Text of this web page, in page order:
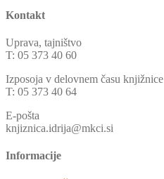
Kontakt
Uprava, tajništvo
T: 05 373 40 60
Izposoja v delovnem času knjižnice
T: 05 373 40 64
E-pošta
knjiznica.idrija@mkci.si
Informacije